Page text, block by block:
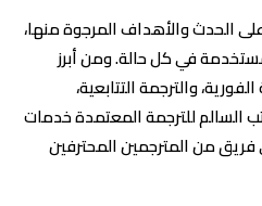
الحدث والأهداف المرجوة منها،
في كل حالة. ومن أبرز
والترجمة التتابعية،
السالم للترجمة المعتمدة خدمات
فريق من المترجمين المحترفين